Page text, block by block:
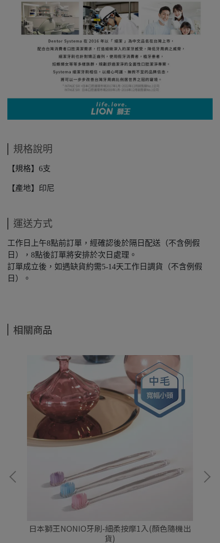
規格說明
【規格】6支
【產地】印尼
運送方式
工作日上午8點前訂單，經確認後於隔日配送（不含例假
日），8點後訂單將安排於次日處理。
訂單成立後，如遇缺貨約需5-14天工作日調貨（不含例假
日）。
相關商品
日本獅王NONIO牙刷-細柔按摩1入(顏色隨機出
貨)